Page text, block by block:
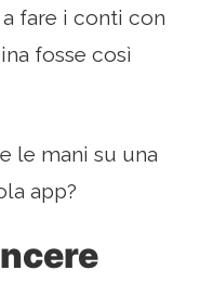
fare i conti con
fosse così
le mani su una
app?